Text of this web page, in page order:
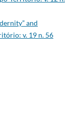
and
v. 19 n. 56